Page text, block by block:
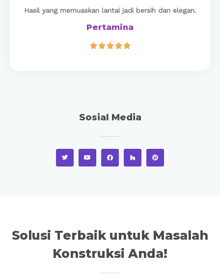
​Hasil yang memuaskan lantai jadi bersih dan elegan.
Pertamina

Sosial Media
Solusi Terbaik untuk Masalah
Konstruksi Anda!